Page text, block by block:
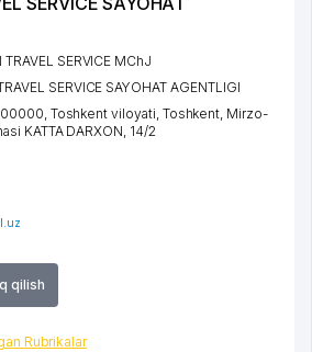
qilish
Rubrikalar
TRAVEL SERVICE MChJ
SERVICE SAYOHAT AGENTLIGI
Toshkent viloyati Toshkent Mirzo-
KATTA DARXON , 14/2